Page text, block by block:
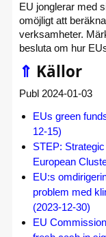
EU jonglerar med
omöjligt att
verksamheter.
besluta om hur
⇑ Källor
Publ 2024-01-03
EUs green
12-15)
STEP:
European
EU:s
problem med
(2023-12-30)
EU